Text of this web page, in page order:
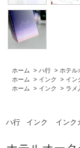
ホーム > ハ行 > ホテル
ホーム
> インク > イン
ホーム
> インク > ラメ
ハ行 インク インク